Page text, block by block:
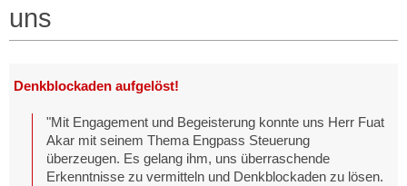
uns
Denkblockaden aufgelöst!
"Mit Engagement und Begeisterung konnte uns Herr Fuat
Akar mit seinem Thema Engpass Steuerung
überzeugen. Es gelang ihm, uns überraschende
Erkenntnisse zu vermitteln und Denkblockaden zu lösen.